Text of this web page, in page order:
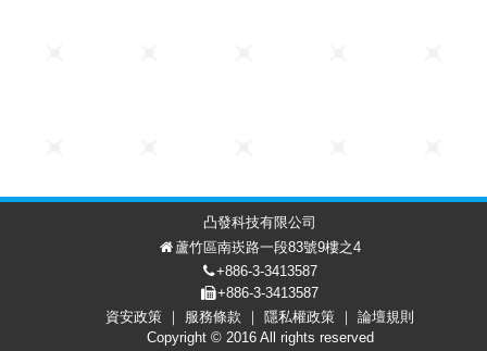
會員中心
凸發科技有限公司
蘆竹區南崁路一段83號9樓之4
+886-3-3413587
+886-3-3413587
資安政策
服務條款 隱私權政策
論壇規則
Copyright © 2016 All rights reserved